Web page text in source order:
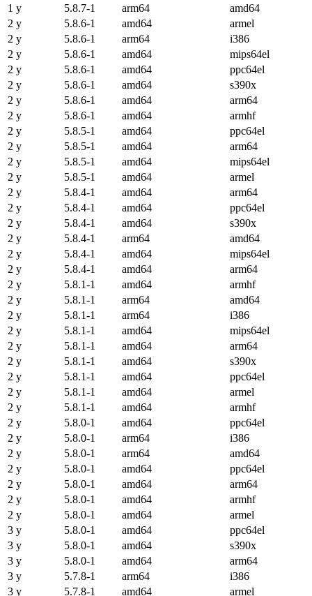
1 y
5.8.7-1 arm64
amd64
2 y
5.8.6-1 amd64
armel
2 y
5.8.6-1 arm64
i386
2 y
5.8.6-1 amd64
mips64el
2 y
5.8.6-1 amd64
ppc64el
2 y
5.8.6-1 amd64
s390x
2 y
5.8.6-1 amd64
arm64
2 y
5.8.6-1 amd64
armhf
2 y
5.8.5-1 amd64
ppc64el
2 y
5.8.5-1 amd64
arm64
2 y
5.8.5-1 amd64
mips64el
2 y
5.8.5-1 amd64
armel
2 y
5.8.4-1 amd64
arm64
2 y
5.8.4-1 amd64
ppc64el
2 y
5.8.4-1 amd64
s390x
2 y
5.8.4-1 arm64
amd64
2 y
5.8.4-1 amd64
mips64el
2 y
5.8.4-1 amd64
arm64
2 y
5.8.1-1 amd64
armhf
2 y
5.8.1-1 arm64
amd64
2 y
5.8.1-1 arm64
i386
2 y
5.8.1-1 amd64
mips64el
2 y
5.8.1-1 amd64
arm64
2 y
5.8.1-1 amd64
s390x
2 y
5.8.1-1 amd64
ppc64el
2 y
5.8.1-1 amd64
armel
2 y
5.8.1-1 amd64
armhf
2 y
5.8.0-1 amd64
ppc64el
2 y
5.8.0-1 arm64
i386
2 y
5.8.0-1 arm64
amd64
2 y
5.8.0-1 amd64
ppc64el
2 y
5.8.0-1 amd64
arm64
2 y
5.8.0-1 amd64
armhf
2 y
5.8.0-1 amd64
armel
3 y
5.8.0-1 amd64
ppc64el
3 y
5.8.0-1 amd64
s390x
3 y
5.8.0-1 amd64
arm64
3 y
5.7.8-1 arm64
i386
3 y
5.7.8-1 amd64
armel